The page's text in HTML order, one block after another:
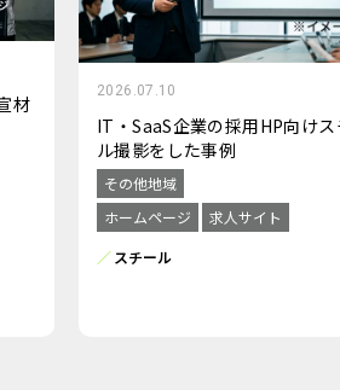
材
2026.07.10
IT・SaaS企業の採用HP向けス
ル撮影をした事例
その他地域
ホームページ
求人サイト
スチール